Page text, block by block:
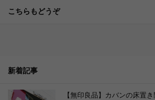
こちらもどうぞ
新着記事
【無印良品】カバンの床置